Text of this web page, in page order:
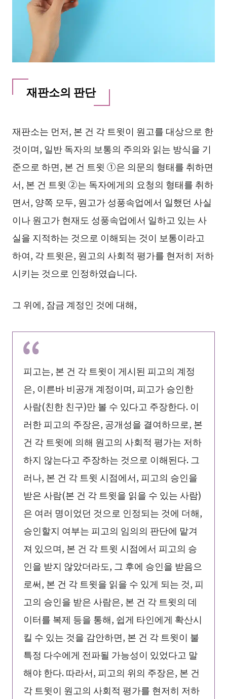
재판소의 판단
재판소는 먼저, 본 건 각 트윗이 원고를 대상으로 한
것이며, 일반 독자의 보통의 주의와 읽는 방식을 기
준으로 하면, 본 건 트윗 ①은 의문의 형태를 취하면
서, 본 건 트윗 ②는 독자에게의 요청의 형태를 취하
면서, 양쪽 모두, 원고가 성풍속업에서 일했던 사실
이나 원고가 현재도 성풍속업에서 일하고 있는 사
실을 지적하는 것으로 이해되는 것이 보통이라고
하여, 각 트윗은, 원고의 사회적 평가를 현저히 저하
시키는 것으로 인정하였습니다.
그 위에, 잠금 계정인 것에 대해,
피고는, 본 건 각 트윗이 게시된 피고의 계정
은, 이른바 비공개 계정이며, 피고가 승인한
사람(친한 친구)만 볼 수 있다고 주장한다. 이
러한 피고의 주장은, 공개성을 결여하므로, 본
건 각 트윗에 의해 원고의 사회적 평가는 저하
하지 않는다고 주장하는 것으로 이해된다. 그
러나, 본 건 각 트윗 시점에서, 피고의 승인을
받은 사람(본 건 각 트윗을 읽을 수 있는 사람)
은 여러 명이었던 것으로 인정되는 것에 더해,
승인할지 여부는 피고의 임의의 판단에 맡겨
져 있으며, 본 건 각 트윗 시점에서 피고의 승
인을 받지 않았더라도, 그 후에 승인을 받음으
로써, 본 건 각 트윗을 읽을 수 있게 되는 것, 피
고의 승인을 받은 사람은, 본 건 각 트윗의 데
이터를 복제 등을 통해, 쉽게 타인에게 확산시
킬 수 있는 것을 감안하면, 본 건 각 트윗이 불
특정 다수에게 전파될 가능성이 있었다고 말
해야 한다. 따라서, 피고의 위의 주장은, 본 건
각 트윗이 원고의 사회적 평가를 현저히 저하